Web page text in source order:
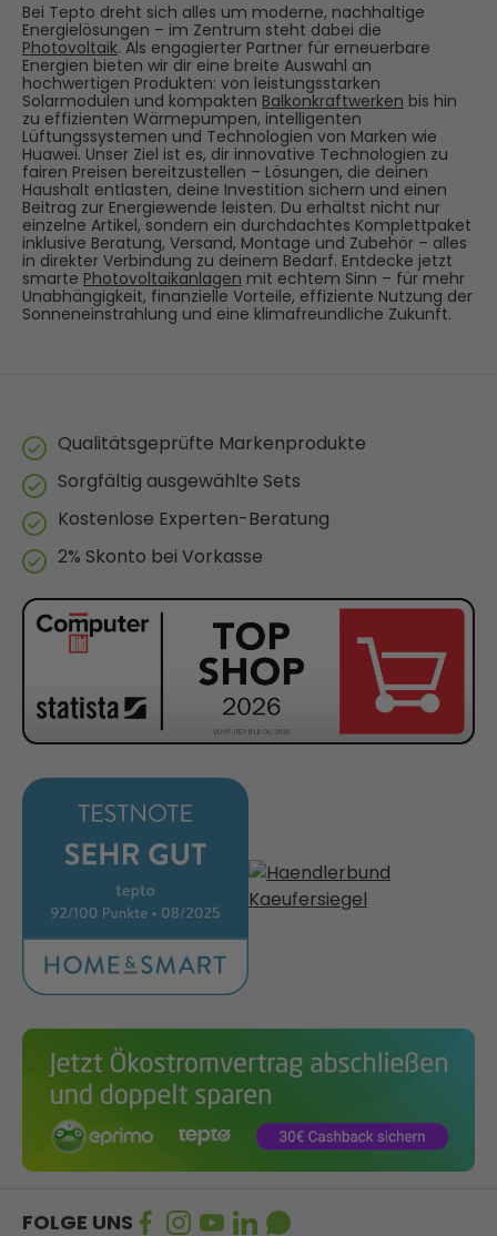
Bei Tepto dreht sich alles um moderne, nachhaltige
Energielösungen – im Zentrum steht dabei die
Photovoltaik. Als engagierter Partner für erneuerbare
Energien bieten wir dir eine breite Auswahl an
hochwertigen Produkten: von leistungsstarken
Solarmodulen und kompakten Balkonkraftwerken bis hin
zu effizienten Wärmepumpen, intelligenten
Lüftungssystemen und Technologien von Marken wie
Huawei. Unser Ziel ist es, dir innovative Technologien zu
fairen Preisen bereitzustellen – Lösungen, die deinen
Haushalt entlasten, deine Investition sichern und einen
Beitrag zur Energiewende leisten. Du erhältst nicht nur
einzelne Artikel, sondern ein durchdachtes Komplettpaket
inklusive Beratung, Versand, Montage und Zubehör – alles
in direkter Verbindung zu deinem Bedarf. Entdecke jetzt
smarte Photovoltaikanlagen mit echtem Sinn – für mehr
Unabhängigkeit, finanzielle Vorteile, effiziente Nutzung der
Sonneneinstrahlung und eine klimafreundliche Zukunft.
Qualitätsgeprüfte Markenprodukte
Sorgfältig ausgewählte Sets
Kostenlose Experten-Beratung
2% Skonto bei Vorkasse
FOLGE UNS